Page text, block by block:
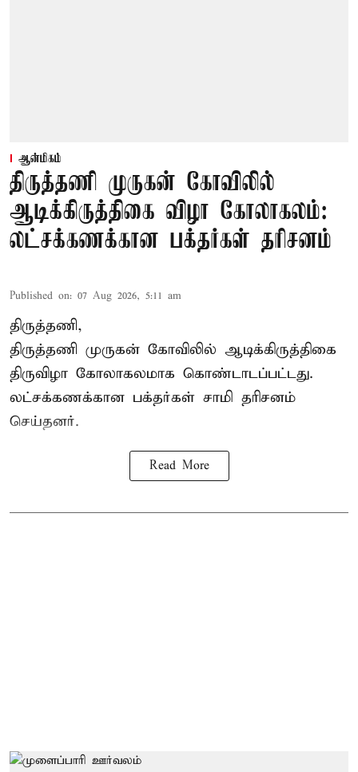
ஆன்மிகம்
திருத்தணி முருகன் கோவிலில்
ஆடிக்கிருத்திகை விழா கோலாகலம்:
லட்சக்கணக்கான பக்தர்கள் தரிசனம்
Published on: 07 Aug 2026, 5:11 am
திருத்தணி,
திருத்தணி முருகன் கோவிலில் ஆடிக்கிருத்திகை
திருவிழா கோலாகலமாக கொண்டாடப்பட்டது.
லட்சக்கணக்கான பக்தர்கள் சாமி தரிசனம்
செய்தனர்.
Read More